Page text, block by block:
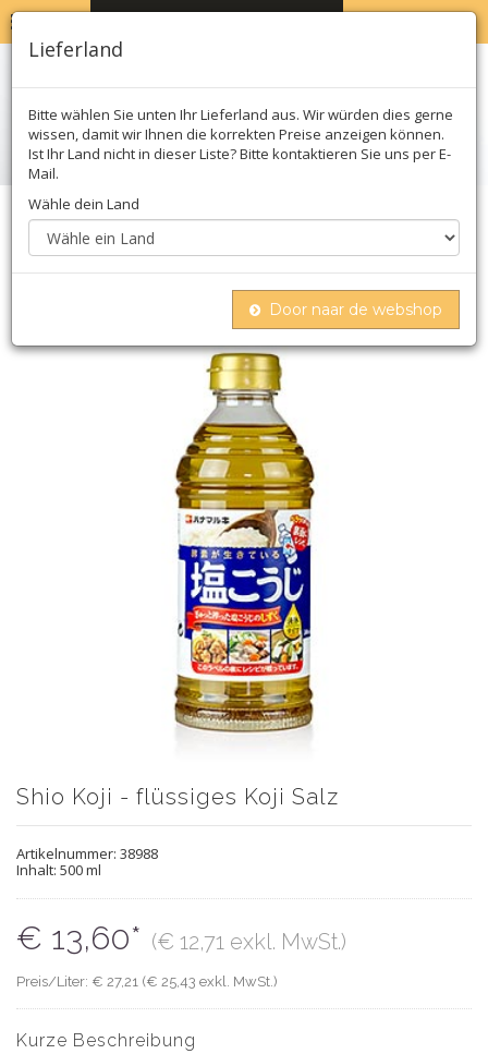
Shio Koji - flüssiges Koji Salz
Artikelnummer: 38988
Inhalt: 500 ml
€ 13,60* (€ 12,71 exkl. MwSt.)
Preis/Liter: € 27,21 (€ 25,43 exkl. MwSt.)
Kurze Beschreibung
Lieferland
Bitte wählen Sie unten Ihr Lieferland aus. Wir würden dies gerne
wissen, damit wir Ihnen die korrekten Preise anzeigen können.
Ist Ihr Land nicht in dieser Liste? Bitte kontaktieren Sie uns per E-
Mail.
Wähle dein Land
Door naar de webshop